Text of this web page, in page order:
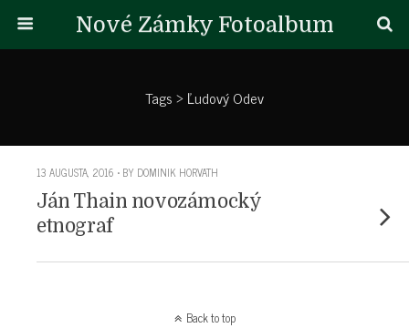
Nové Zámky Fotoalbum
Tags › Ľudový Odev
13 AUGUSTA, 2016 • BY DOMINIK HORVATH
Ján Thain novozámocký
etnograf
Back to top